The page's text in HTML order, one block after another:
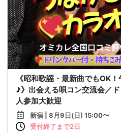
《昭和歌謡・最新曲でもOK
♪》出会える唄コン交流会／
人参加大歓迎
新宿 | 8月9日(日) 15:00〜
受付終了まで2日